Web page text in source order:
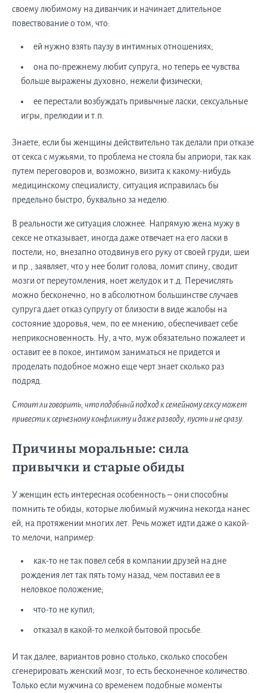
своему любимому на диванчик и начинает длительное
повествование о том, что:
ей нужно взять паузу в интимных отношениях;
она по-прежнему любит супруга, но теперь ее чувства
больше выражены духовно, нежели физически;
ее перестали возбуждать привычные ласки, сексуальные
игры, прелюдии и т.п.
Знаете, если бы женщины действительно так делали при отказе
от секса с мужьями, то проблема не стояла бы априори, так как
путем переговоров и, возможно, визита к какому-нибудь
медицинскому специалисту, ситуация исправилась бы
предельно быстро, буквально за неделю.
В реальности же ситуация сложнее. Напрямую жена мужу в
сексе не отказывает, иногда даже отвечает на его ласки в
постели, но, внезапно отодвинув его руку от своей груди, шеи
и пр., заявляет, что у нее болит голова, ломит спину, сводит
мозги от переутомления, ноет желудок и т.д. Перечислять
можно бесконечно, но в абсолютном большинстве случаев
супруга дает отказ супругу от близости в виде жалобы на
состояние здоровья, чем, по ее мнению, обеспечивает себе
неприкосновенность. Ну, а что, муж обязательно пожалеет и
оставит ее в покое, интимом заниматься не придется и
проделать подобное можно еще черт знает сколько раз
подряд.
Стоит ли говорить, что подобный подход к семейному сексу может
привести к серьезному конфликту и даже разводу, пусть и не сразу.
Причины моральные: сила
привычки и старые обиды
У женщин есть интересная особенность – они способны
помнить те обиды, которые любимый мужчина некогда нанес
ей, на протяжении многих лет. Речь может идти даже о какой-
то мелочи, например:
как-то не так повел себя в компании друзей на дне
рождения лет так пять тому назад, чем поставил ее в
неловкое положение;
что-то не купил;
отказал в какой-то мелкой бытовой просьбе.
И так далее, вариантов ровно столько, сколько способен
сгенерировать женский мозг, то есть бесконечное количество.
Только если мужчина со временем подобные моменты